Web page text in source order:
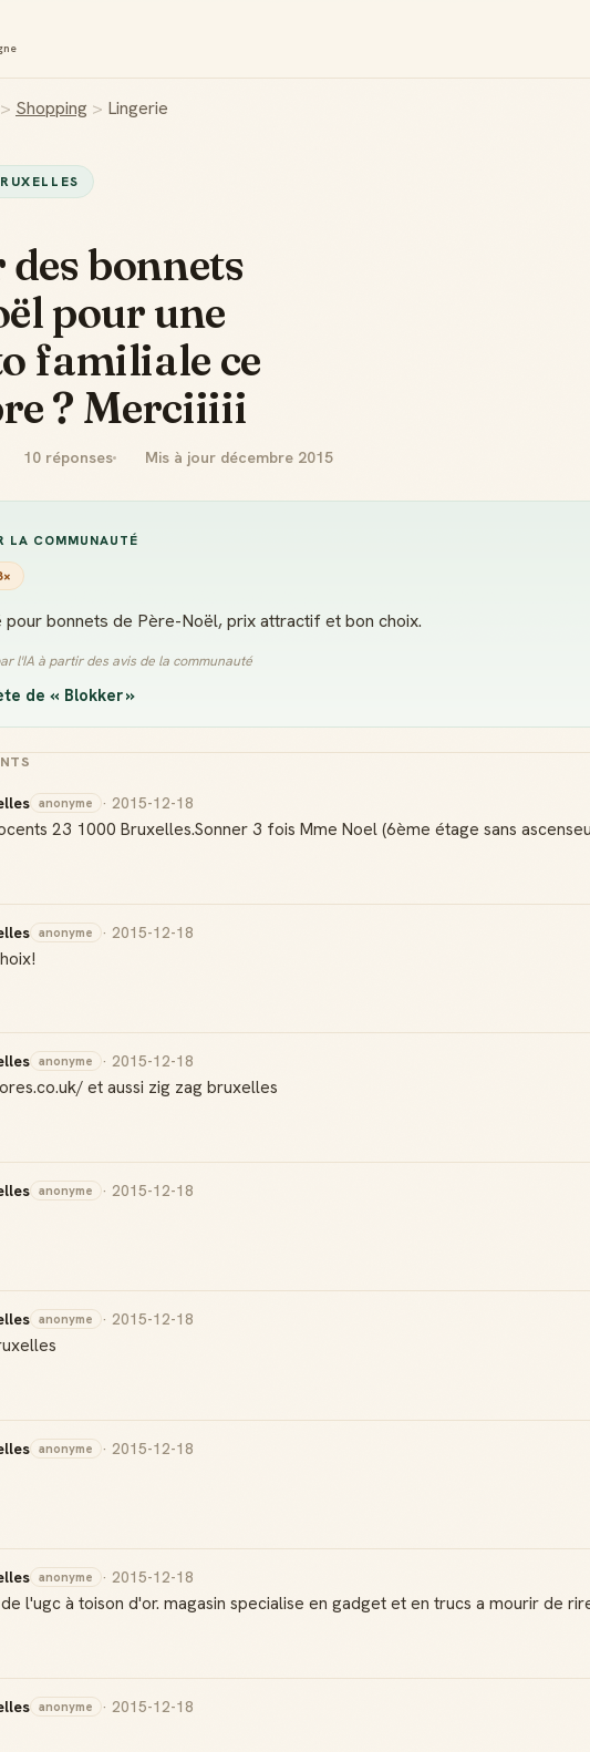
> Shopping > Lingerie
bonnets
pour une
familiale ce
? Merciiiii
10 réponses Mis à jour décembre 2015
LA COMMUNAUTÉ
pour bonnets de Père-Noël, prix attractif et bon choix.
l'IA à partir des avis de la communauté
de « Blokker »
anonyme · 2015-12-18
23 1000 Bruxelles.Sonner 3 fois Mme Noel (6ème étage sans
anonyme · 2015-12-18
anonyme · 2015-12-18
et aussi zig zag bruxelles
anonyme · 2015-12-18
anonyme · 2015-12-18
anonyme · 2015-12-18
anonyme · 2015-12-18
l'ugc à toison d'or. magasin specialise en gadget et en trucs a mourir de
anonyme · 2015-12-18